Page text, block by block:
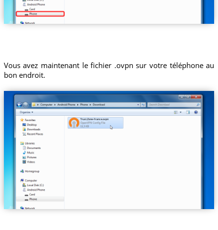
Vous avez maintenant le fichier .ovpn sur votre téléphone au
bon endroit.
Trust.Zone-France.ovpn